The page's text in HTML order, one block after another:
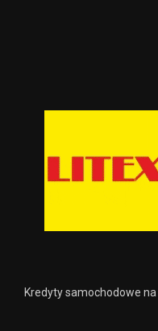
Kredyty samochodowe na